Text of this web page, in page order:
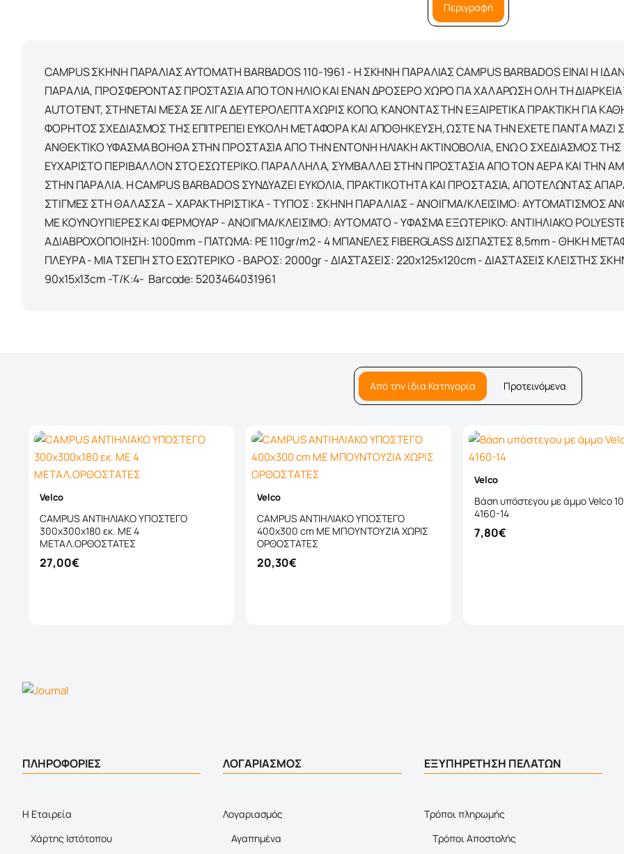
Περιγραφή
CAMPUS ΣΚΗΝΗ ΠΑΡΑΛΙΑΣ ΑΥΤΟΜΑΤΗ BARBADOS 110-1961 - Η ΣΚΗΝΗ ΠΑΡΑΛΙΑΣ CAMPUS BARBADOS ΕΙΝΑΙ Η
ΠΑΡΑΛΙΑ, ΠΡΟΣΦΕΡΟΝΤΑΣ ΠΡΟΣΤΑΣΙΑ ΑΠΟ ΤΟΝ ΗΛΙΟ ΚΑΙ ΕΝΑΝ ΔΡΟΣΕΡΟ ΧΩΡΟ ΓΙΑ ΧΑΛΑΡΩΣΗ ΟΛΗ ΤΗ
AUTOTENT, ΣΤΗΝΕΤΑΙ ΜΕΣΑ ΣΕ ΛΙΓΑ ΔΕΥΤΕΡΟΛΕΠΤΑ ΧΩΡΙΣ ΚΟΠΟ, ΚΑΝΟΝΤΑΣ ΤΗΝ ΕΞΑΙΡΕΤΙΚΑ ΠΡΑΚΤΙΚΗ ΓΙΑ
ΦΟΡΗΤΟΣ ΣΧΕΔΙΑΣΜΟΣ ΤΗΣ ΕΠΙΤΡΕΠΕΙ ΕΥΚΟΛΗ ΜΕΤΑΦΟΡΑ ΚΑΙ ΑΠΟΘΗΚΕΥΣΗ, ΩΣΤΕ ΝΑ ΤΗΝ ΕΧΕΤΕ ΠΑΝΤΑ ΜΑΖΙ
ΑΝΘΕΚΤΙΚΟ ΥΦΑΣΜΑ ΒΟΗΘΑ ΣΤΗΝ ΠΡΟΣΤΑΣΙΑ ΑΠΟ ΤΗΝ ΕΝΤΟΝΗ ΗΛΙΑΚΗ ΑΚΤΙΝΟΒΟΛΙΑ, ΕΝΩ Ο ΣΧΕΔΙΑΣΜΟΣ ΤΗΣ
ΕΥΧΑΡΙΣΤΟ ΠΕΡΙΒΑΛΛΟΝ ΣΤΟ ΕΣΩΤΕΡΙΚΟ. ΠΑΡΑΛΛΗΛΑ, ΣΥΜΒΑΛΛΕΙ ΣΤΗΝ ΠΡΟΣΤΑΣΙΑ ΑΠΟ ΤΟΝ ΑΕΡΑ ΚΑΙ ΤΗΝ
ΣΤΗΝ ΠΑΡΑΛΙΑ. Η CAMPUS BARBADOS ΣΥΝΔΥΑΖΕΙ ΕΥΚΟΛΙΑ, ΠΡΑΚΤΙΚΟΤΗΤΑ ΚΑΙ ΠΡΟΣΤΑΣΙΑ, ΑΠΟΤΕΛΩΝΤΑΣ
ΣΤΙΓΜΕΣ ΣΤΗ ΘΑΛΑΣΣΑ – ΧΑΡΑΚΤΗΡΙΣΤΙΚA - ΤΥΠΟΣ : ΣΚΗΝΗ ΠΑΡΑΛΙΑΣ - AΝΟΙΓΜΑ/ΚΛΕΙΣΙΜΟ: ΑΥΤΟΜΑΤΙΣΜΟΣ
ΜΕ ΚΟΥΝΟΥΠΙΕΡΕΣ ΚΑΙ ΦΕΡΜΟΥΑΡ - AΝΟΙΓΜΑ/ΚΛΕΙΣΙΜΟ: ΑΥΤΟΜΑΤΟ - YΦΑΣΜΑ ΕΞΩΤΕΡΙΚΟ: ΑΝΤΙΗΛΙΑΚΟ
ΑΔΙΑΒΡΟΧΟΠΟΙΗΣΗ: 1000mm - ΠΑΤΩΜΑ: PE 110gr/m2 - 4 ΜΠΑΝΕΛΕΣ FIBERGLASS ΔΙΣΠΑΣΤΕΣ 8,5mm - ΘΗΚΗ
ΠΛΕΥΡΑ - ΜΙΑ ΤΣΕΠΗ ΣΤΟ ΕΣΩΤΕΡΙΚΟ - ΒΑΡΟΣ: 2000gr - ΔΙΑΣΤΑΣΕΙΣ: 220x125x120cm - ΔΙΑΣΤΑΣΕΙΣ ΚΛΕΙΣΤΗΣ
90x15x13cm -T/K:4- Barcode: 5203464031961
Από την ίδια Κατηγορία Προτεινόμενα
Velco
CAMPUS ΑΝΤΙΗΛΙΑΚΟ ΥΠΟΣΤΕΓΟ
300x300x180 εκ. ΜΕ 4
ΜΕΤΑΛ.ΟΡΘΟΣΤΑΤΕΣ
27,00€
Velco
CAMPUS ΑΝΤΙΗΛΙΑΚΟ ΥΠΟΣΤΕΓΟ
400x300 cm ΜΕ ΜΠΟΥΝΤΟΥΖΙΑ ΧΩΡΙΣ
ΟΡΘΟΣΤΑΤΕΣ
20,30€
Velco
Βάση υπόστεγου με άμμο Velco
4160-14
7,80€
ΠΛΗΡΟΦΟΡΙΕΣ
Η Εταιρεία
Χάρτης Ιστότοπου
ΛΟΓΑΡΙΑΣΜΟΣ
Λογαριασμός
Αγαπημένα
ΕΞΥΠΗΡΕΤΗΣΗ ΠΕΛΑΤΩΝ
Τρόποι πληρωμής
Τρόποι Αποστολής